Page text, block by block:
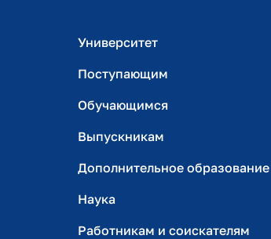
Университет
Поступающим
Обучающимся
Выпускникам
Дополнительное образование
Наука
Работникам и соискателям